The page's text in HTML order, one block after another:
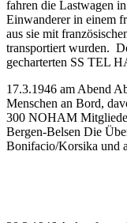
fahren die Lastwagen
Einwanderer in einem
aus sie mit
transportiert wurden.
gecharterten SS TEL
17.3.1946 am Abend
Menschen an Bord,
300 NOHAM
Bergen-Belsen Die
Bonifacio/Korsika und